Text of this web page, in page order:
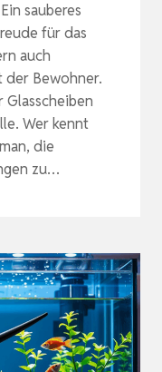
sauberes
für das
auch
Bewohner.
Wer kennt
die
zu…